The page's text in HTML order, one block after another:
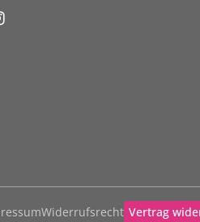
Widerrufsrecht Vertrag